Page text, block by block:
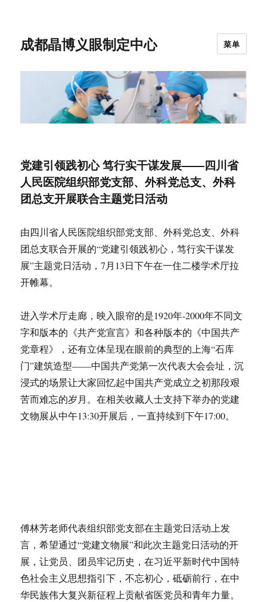
成都晶博义眼制定中心 菜单
党建引领践初心 笃行实干谋发展——四川省
人民医院组织部党支部、外科党总支、外科
团总支开展联合主题党日活动
由四川省人民医院组织部党支部、外科党总支、外科
团总支联合开展的“党建引领践初心，笃行实干谋发
展”主题党日活动，7月13日下午在一住二楼学术厅拉
开帷幕。
进入学术厅走廊，映入眼帘的是1920年-2000年不同文
字和版本的《共产党宣言》和各种版本的《中国共产
党章程》，还有立体呈现在眼前的典型的上海“石库
门”建筑造型——中国共产党第一次代表大会会址，沉
浸式的场景让大家回忆起中国共产党成立之初那段艰
苦而难忘的岁月。在相关收藏人士支持下举办的党建
文物展从中午13:30开展后，一直持续到下午17:00。
傅林芳老师代表组织部党支部在主题党日活动上发
言，希望通过“党建文物展”和此次主题党日活动的开
展，让党员、团员牢记历史，在习近平新时代中国特
色社会主义思想指引下，不忘初心，砥砺前行，在中
华民族伟大复兴新征程上贡献省医党员和青年力量。